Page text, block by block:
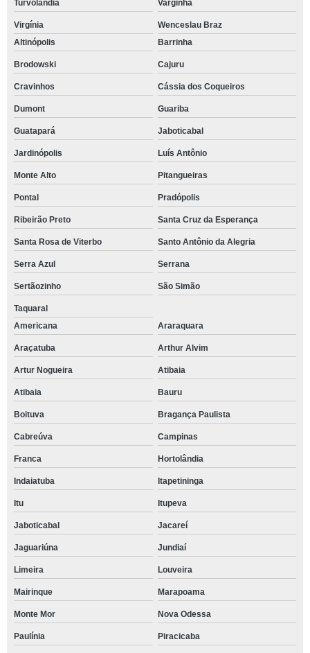
Turvolândia Varginha
Virgínia
Wenceslau Braz
Altinópolis
Barrinha
Brodowski Cajuru
Cravinhos Cássia dos Coqueiros
Dumont Guariba
Guatapará Jaboticabal
Jardinópolis Luís Antônio
Monte Alto Pitangueiras
Pontal Pradópolis
Ribeirão Preto Santa Cruz da Esperança
Santa Rosa de Viterbo Santo Antônio da Alegria
Serra Azul Serrana
Sertãozinho São Simão
Taquaral
Americana
Araraquara
Araçatuba Arthur Alvim
Artur Nogueira Atibaia
Atibaia Bauru
Boituva Bragança Paulista
Cabreúva Campinas
Franca Hortolândia
Indaiatuba Itapetininga
Itu Itupeva
Jaboticabal Jacareí
Jaguariúna Jundiaí
Limeira Louveira
Mairinque Marapoama
Monte Mor Nova Odessa
Paulínia Piracicaba